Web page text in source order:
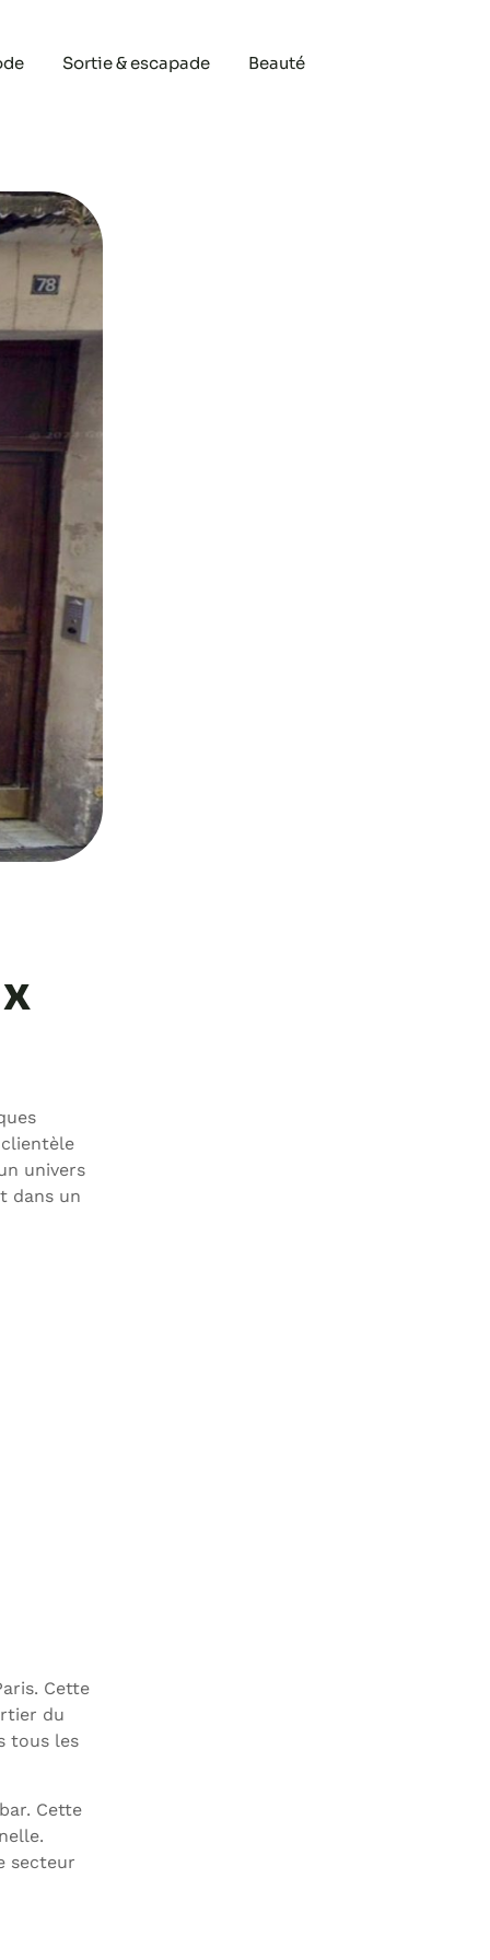
Sortie & escapade Beauté
univers
dans un
Cette
du
tous les
Cette
secteur